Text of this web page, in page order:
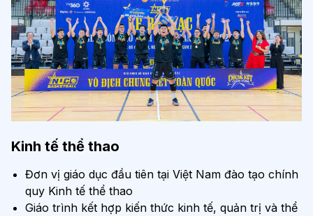
Kinh tế thể thao
Đơn vị giáo dục đầu tiên tại Việt Nam đào tạo chính
quy Kinh tế thể thao
Giáo trình kết hợp kiến thức kinh tế, quản trị và thể